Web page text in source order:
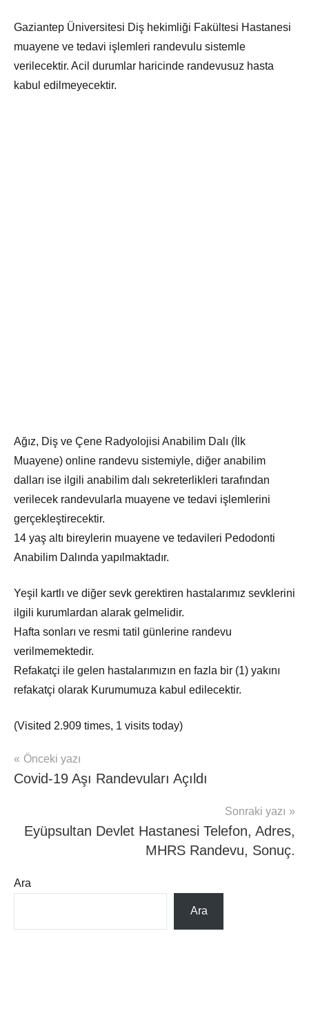
Gaziantep Üniversitesi Diş hekimliği Fakültesi Hastanesi
muayene ve tedavi işlemleri randevulu sistemle
verilecektir. Acil durumlar haricinde randevusuz hasta
kabul edilmeyecektir.
Ağız, Diş ve Çene Radyolojisi Anabilim Dalı (İlk
Muayene) online randevu sistemiyle, diğer anabilim
dalları ise ilgili anabilim dalı sekreterlikleri tarafından
verilecek randevularla muayene ve tedavi işlemlerini
gerçekleştirecektir.
14 yaş altı bireylerin muayene ve tedavileri Pedodonti
Anabilim Dalında yapılmaktadır.
Yeşil kartlı ve diğer sevk gerektiren hastalarımız sevklerini
ilgili kurumlardan alarak gelmelidir.
Hafta sonları ve resmi tatil günlerine randevu
verilmemektedir.
Refakatçi ile gelen hastalarımızın en fazla bir (1) yakını
refakatçi olarak Kurumumuza kabul edilecektir.
(Visited 2.909 times, 1 visits today)
mhrs
Yazı
gezinmesi
Önceki yazı
Covid-19 Aşı Randevuları Açıldı
Sonraki yazı
Eyüpsultan Devlet Hastanesi Telefon, Adres,
MHRS Randevu, Sonuç.
Ara
Ara